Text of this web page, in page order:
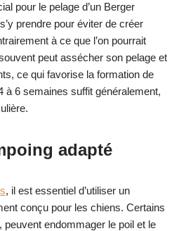
pour le pelage d’un Berger
prendre pour éviter de créer
à ce que l’on pourrait
peut assécher son pelage et
ce qui favorise la formation de
6 semaines suffit généralement,
adapté
, il est essentiel d’utiliser un
conçu pour les chiens. Certains
endommager le poil et le